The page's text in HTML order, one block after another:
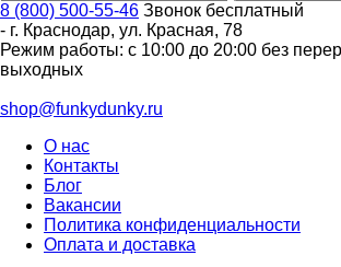
8 (800) 500-55-46 Звонок бесплатный
- г. Краснодар, ул. Красная, 78
Режим работы: с 10:00 до 20:00 без
выходных
shop@funkydunky.ru
О нас
Контакты
Блог
Вакансии
Политика конфиденциальности
Оплата и доставка